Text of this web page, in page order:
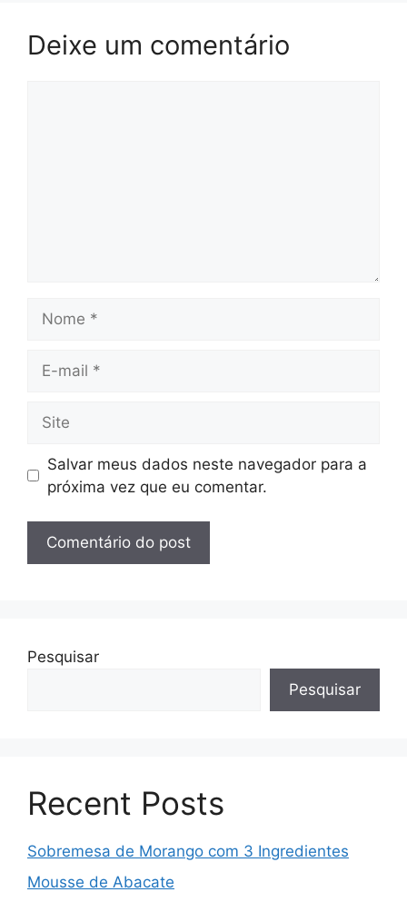
Deixe um comentário
mail
Salvar meus dados neste navegador para a
próxima vez que eu comentar.
Pesquisar
Pesquisar
Recent Posts
Sobremesa de Morango com 3 Ingredientes
Mousse de Abacate